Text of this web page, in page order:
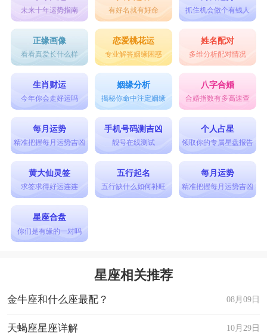
未来十年运势指南 有好名就有好命 抓住机会做个有钱人
正缘画像
看看真爱长什么样
恋爱桃花运
专业解答姻缘困惑
姓名配对
多维分析配对情况
生肖财运
今年你会走好运吗
姻缘分析
揭秘你命中注定姻缘
八字合婚
合婚指数有多高速查
每月运势
精准把握每月运势吉凶
手机号码测吉凶
靓号在线测试
个人占星
领取你的专属星盘报告
黄大仙灵签
求签求得好运连连
五行起名
五行缺什么如何补旺
每月运势
精准把握每月运势吉凶
星座合盘
你们是有缘的一对吗
星座相关推荐
08月09日
金牛座和什么座最配？
10月29日
天蝎座星座详解